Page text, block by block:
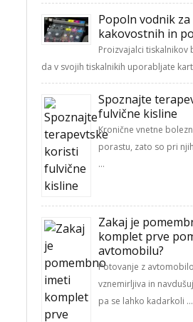
Popoln vodnik
kakovostnih in
Proizvajalci tiskalnikov
da v svojih tiskalnikih uporabljate
Spoznajte
fulvične kisline
Kronične vnetne
porastu, zato so pri
…
Zakaj je
komplet prve
avtomobilu?
Potovanje z
vznemirljiva in
pa se lahko kadarkoli …